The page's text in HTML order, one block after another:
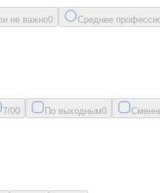
не важно0 Среднее
7/00 По выходным0